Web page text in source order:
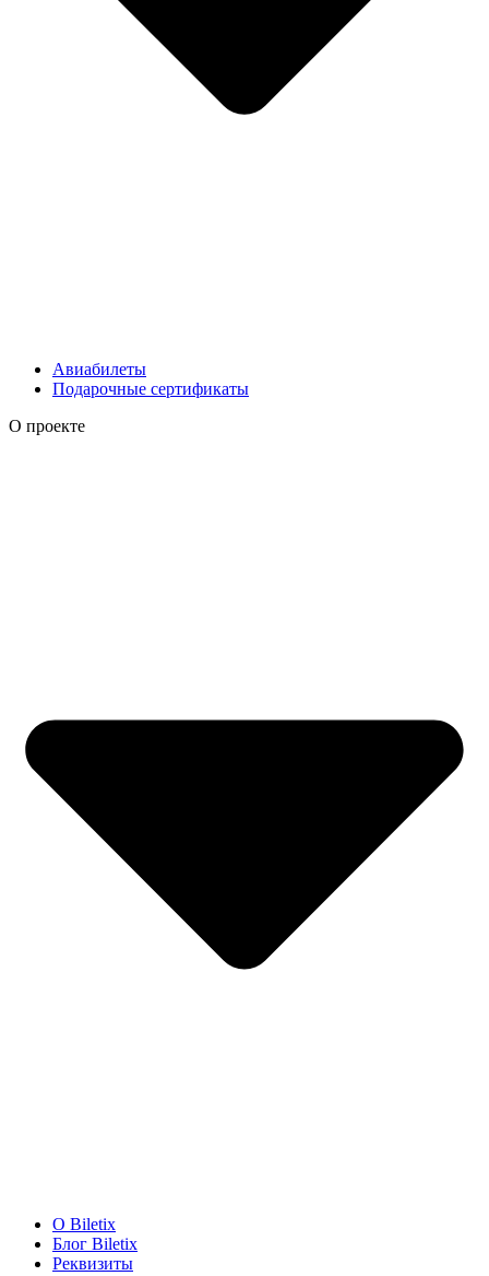
Авиабилеты
Подарочные сертификаты
О проекте
O Biletix
Блог Biletix
Реквизиты